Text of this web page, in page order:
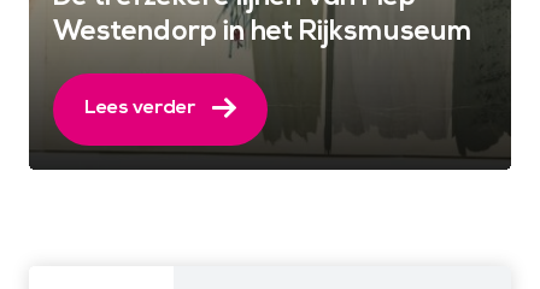
Westendorp in het Rijksmuseum
Lees verder